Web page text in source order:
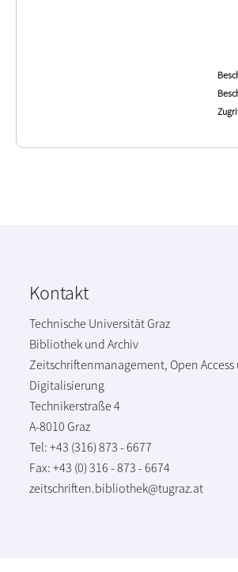
Kontakt
Technische Universität Graz
Bibliothek und Archiv
Zeitschriftenmanagement, Open Access
Digitalisierung
Technikerstraße 4
A-8010 Graz
Tel: +43 (316) 873 - 6677
Fax: +43 (0) 316 - 873 - 6674
zeitschriften.bibliothek@tugraz.at